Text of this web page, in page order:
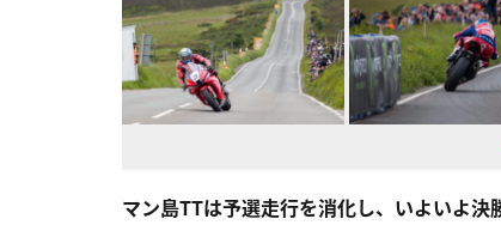
マン島TTは予選走行を消化し、いよいよ